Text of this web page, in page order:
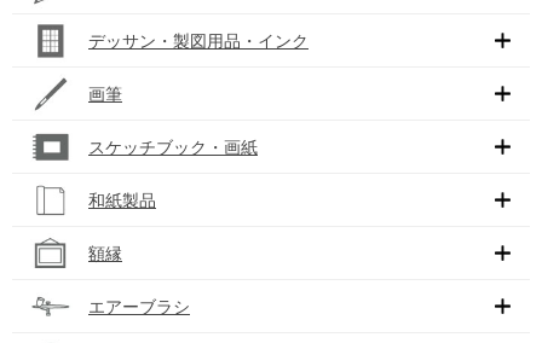
デッサン・製図用品・インク
画筆
スケッチブック・画紙
和紙製品
額縁
エアーブラシ